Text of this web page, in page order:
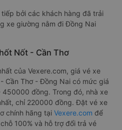
bởi các khách hàng đã trải
xe giường nằm đi Đồng Nai
Nốt - Cần Thơ
của Vexere.com, giá vé xe
Cần Thơ - Đồng Nai có mức giá
đồng. Trong đó, nhà xe
chỉ 220000 đồng. Đặt vé xe
chính hãng tại Vexere.com để
100% và hỗ trợ đổi trả vé